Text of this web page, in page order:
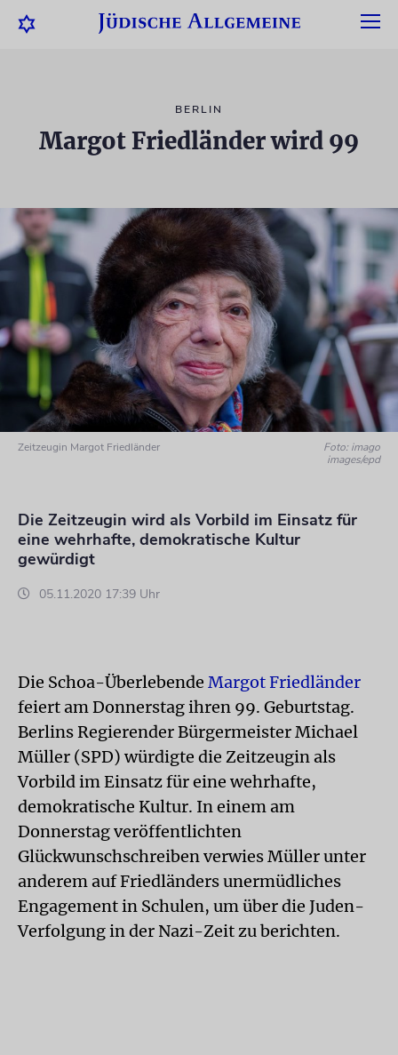
BERLIN
Margot Friedländer wird 99
Zeitzeugin Margot Friedländer
Foto: imago
images/epd
Die Zeitzeugin wird als Vorbild im Einsatz für
eine wehrhafte, demokratische Kultur
gewürdigt
05.11.2020 17:39 Uhr
Die Schoa-Überlebende Margot Friedländer
feiert am Donnerstag ihren 99. Geburtstag.
Berlins Regierender Bürgermeister Michael
Müller (SPD) würdigte die Zeitzeugin als
Vorbild im Einsatz für eine wehrhafte,
demokratische Kultur. In einem am
Donnerstag veröffentlichten
Glückwunschschreiben verwies Müller unter
anderem auf Friedländers unermüdliches
Engagement in Schulen, um über die Juden-
Verfolgung in der Nazi-Zeit zu berichten.